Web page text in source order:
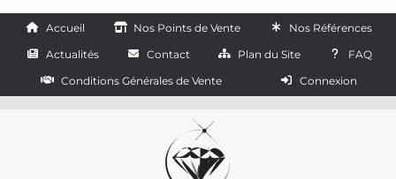
Accueil Nos Points de Vente
Nos Références
Actualités
Contact Plan du Site
FAQ
Conditions Générales de Vente
Connexion